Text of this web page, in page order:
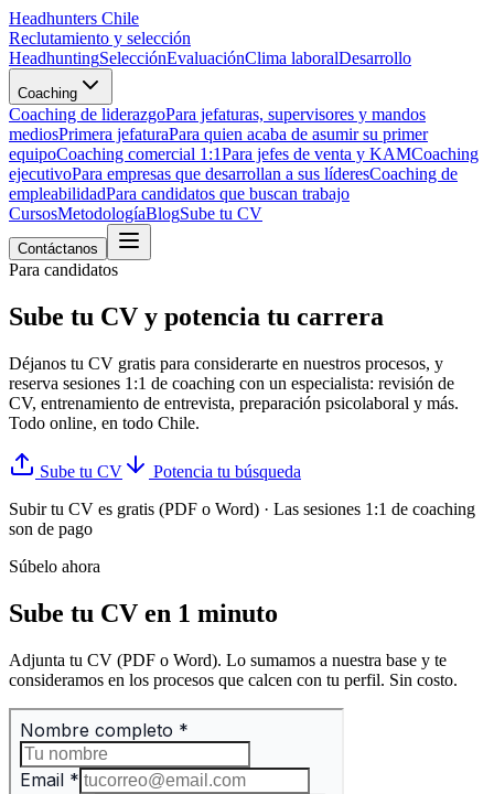
Headhunters Chile
Reclutamiento y selección
HeadhuntingSelecciónEvaluaciónClima laboralDesarrollo
Coaching
Coaching de liderazgoPara jefaturas, supervisores y mandos
mediosPrimera jefaturaPara quien acaba de asumir su primer
equipoCoaching comercial 1:1Para jefes de venta y KAMCoaching
ejecutivoPara empresas que desarrollan a sus líderesCoaching de
empleabilidadPara candidatos que buscan trabajo
CursosMetodologíaBlogSube tu CV
Contáctanos
Para candidatos
Sube tu CV y potencia tu carrera
Déjanos tu CV gratis para considerarte en nuestros procesos, y
reserva sesiones 1:1 de coaching con un especialista: revisión de
CV, entrenamiento de entrevista, preparación psicolaboral y más.
Todo online, en todo Chile.
Sube tu CV
Potencia tu búsqueda
Subir tu CV es gratis (PDF o Word) · Las sesiones 1:1 de coaching
son de pago
Súbelo ahora
Sube tu CV en 1 minuto
Adjunta tu CV (PDF o Word). Lo sumamos a nuestra base y te
consideramos en los procesos que calcen con tu perfil. Sin costo.